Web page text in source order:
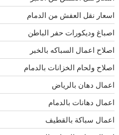
اسعار نقل العفش من الدمام
اصباغ وديكورات حفر الباطن
اصلاح اعمال السباكه بالخبر
اصلاح ولحام الخزانات بالدمام
اعمال دهان بالرياض
اعمال دهانات بالدمام
اعمال سباكة بالقطيف